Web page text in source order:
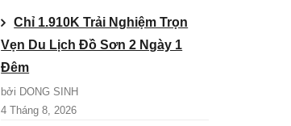
Chỉ 1.910K Trải Nghiệm Trọn
Vẹn Du Lịch Đồ Sơn 2 Ngày 1
Đêm
bởi DONG SINH
4 Tháng 8, 2026